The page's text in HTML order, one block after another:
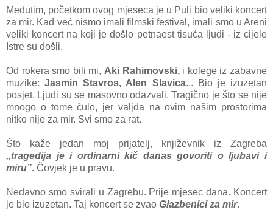
Međutim, početkom ovog mjeseca je u Puli bio veliki koncert
za mir. Kad već nismo imali filmski festival, imali smo u Areni
veliki koncert na koji je došlo petnaest tisuća ljudi - iz cijele
Istre su došli.
Od rokera smo bili mi, Aki Rahimovski,i kolege iz zabavne
muzike:Jasmin Stavros, Alen Slavica... Bio je izuzetan
posjet. Ljudi su se masovno odazvali. Tragično je što se nije
mnogo o tome čulo, jer valjda na ovim našim prostorima
nitko nije za mir. Svi smo za rat.
Što kaže jedan moj prijatelj, književnik iz Zagreba
„tragedija je i ordinarni kič danas govoriti o ljubavi i
miru”. Čovjek je u pravu.
Nedavno smo svirali u Zagrebu. Prije mjesec dana. Koncert
je bio izuzetan. Taj koncert se zvao Glazbenici za mir.